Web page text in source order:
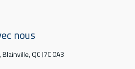
nous
QC J7C 0A3